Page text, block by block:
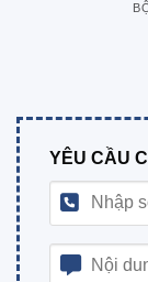
YÊU CẦU